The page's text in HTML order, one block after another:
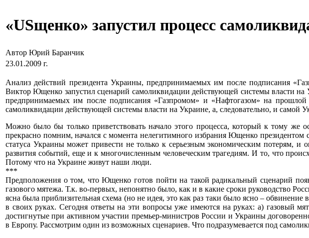
«USщенко» запустил процесс
Автор Юрий Баранчик
23.01.2009 г.
Анализ действий президента Украины, предпринимаемых им после подписания
Виктор Ющенко запустил сценарий самоликвидации действующей системы власти
предпринимаемых им после подписания «Газпромом» и «Нафтогазом» на
самоликвидации действующей системы власти на Украине, а, следовательно, и самой
Можно было бы только приветствовать начало этого процесса, который к тому же
прекрасно помним, начался с момента нелегитимного избрания Ющенко
статуса Украины может привести не только к серьезным экономическим потерям, и
развития событий, еще и к многочисленным человеческим трагедиям. И то, что
Потому что на Украине живут наши люди.
***
Предположения о том, что Ющенко готов пойти на такой радикальный сценарий
газового мятежа. Т.к. во-первых, непонятно было, как и в какие сроки руководство
ясна была приблизительная схема (но не идея, это как раз таки было ясно –
в своих руках. Сегодня ответы на эти вопросы уже имеются на руках: а) газовый
достигнутые при активном участии премьер-министров России и Украины
в Европу. Рассмотрим один из возможных сценариев. Что подразумевается под